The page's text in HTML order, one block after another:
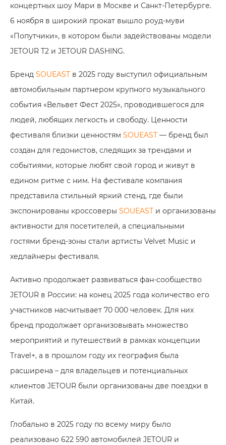
концертных шоу Мари в Москве и Санкт-Петербурге.
6 ноября в широкий прокат вышло роуд-муви
«Попутчики», в котором были задействованы модели
JETOUR T2 и JETOUR DASHING.
Бренд SOUEAST в 2025 году выступил официальным
автомобильным партнером крупного музыкального
события «Вельвет Фест 2025», проводившегося для
людей, любящих легкость и свободу. Ценности
фестиваля близки ценностям SOUEAST — бренд был
создан для гедонистов, следящих за трендами и
событиями, которые любят свой город и живут в
едином ритме с ним. На фестивале компания
представила стильный яркий стенд, где были
экспонированы кроссоверы SOUEAST и организованы
активности для посетителей, а специальными
гостями бренд-зоны стали артисты Velvet Music и
хедлайнеры фестиваля.
Активно продолжает развиваться фан-сообщество
JETOUR в России: на конец 2025 года количество его
участников насчитывает 70 000 человек. Для них
бренд продолжает организовывать множество
мероприятий и путешествий в рамках концепции
Travel+, а в прошлом году их география была
расширена – для владельцев и потенциальных
клиентов JETOUR были организованы две поездки в
Китай.
Глобально в 2025 году по всему миру было
реализовано 622 590 автомобилей JETOUR и